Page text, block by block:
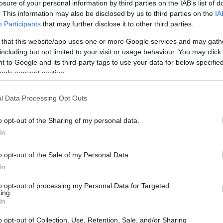
of your personal information by third parties on the IAB’s list of
This information may also be disclosed by us to third parties on the
Participants that may further disclose it to other third parties.
that this website/app uses one or more Google services and may
but not limited to your visit or usage behaviour. You may
to Google and its third-party tags to use your data for below
consent section.
Data Processing Opt Outs
opt-out of the Sharing of my personal data.
opt-out of the Sale of my Personal Data.
opt-out of processing my Personal Data for Targeted
opt-out of Collection, Use, Retention, Sale, and/or Sharing
αστάθεια στο Ηνωμένο Βασίλειο και
από την πρωθυπουργία.
και ανερχόμενο στέλεχος των
θέση μετά την απόφαση να
που ενισχύει τα σενάρια διαδοχής.
υπό τον Μπέρναμ
και δανεισμό, με επιπλέον 40 δισ.
και υψηλότερη φορολογία στα ακριβά
μήνα, ενώ οι αποδόσεις των
πάνω από το 5%. Αναλυτές
και η επιδείνωση της
ενδέχεται να διατηρήσουν
για μεγάλο χρονικό διάστημα.
23:32
23:17